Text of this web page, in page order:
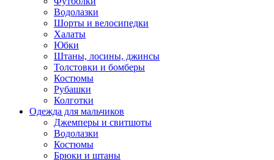
Водолазки
Шорты и велосипедки
Халаты
Юбки
Штаны, лосины, джинсы
Толстовки и бомберы
Костюмы
Рубашки
Колготки
Одежда для мальчиков
Джемперы и свитшоты
Водолазки
Костюмы
Брюки и штаны